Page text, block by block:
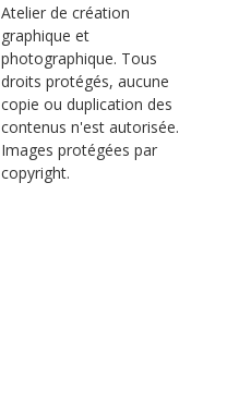
Atelier de création
graphique et
photographique. Tous
droits protégés, aucune
copie ou duplication des
contenus n'est autorisée.
Images protégées par
copyright.